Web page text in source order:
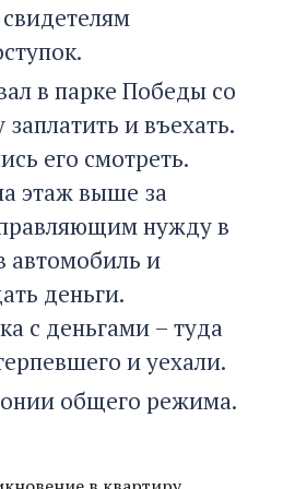
в парке Победы со
и въехать.
его смотреть.
этаж выше за
нужду в
автомобиль и
деньги.
с деньгами – туда
и уехали.
общего режима.